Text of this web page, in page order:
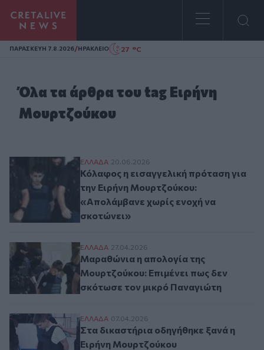
Homepage
ΠΑΡΑΣΚΕΥΗ 7.8.2026/ΗΡΑΚΛΕΙΟ 27 °C
Όλα τα άρθρα του tag Ειρήνη
Μουρτζούκου
Κόλαφος η εισαγγελική πρόταση για
ΕΛΛAΔΑ 20.06.2026
Κόλαφος η εισαγγελική πρόταση για
την Ειρήνη Μουρτζούκου:
«Απολάμβανε χωρίς ενοχή να
σκοτώνει»
Μαραθώνια η απολογία της
ΕΛΛAΔΑ 27.04.2026
Μαραθώνια η απολογία της
Μουρτζούκου: Επιμένει πως δεν
σκότωσε τον μικρό Παναγιώτη
Στα δικαστήρια οδηγήθηκε ξανά η
ΕΛΛAΔΑ 07.04.2026
Στα δικαστήρια οδηγήθηκε ξανά η
Ειρήνη Μουρτζούκου